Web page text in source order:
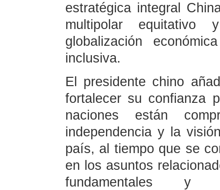
estratégica integral
multipolar
globalización
inclusiva.
El presidente chino
fortalecer su confianza
naciones están
independencia y la
país, al tiempo que se
en los asuntos
fundamentales y